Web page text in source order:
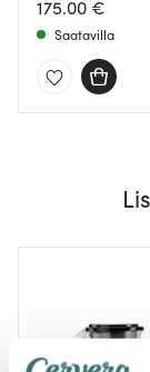
Hopea/
175.00 €
Saatavilla